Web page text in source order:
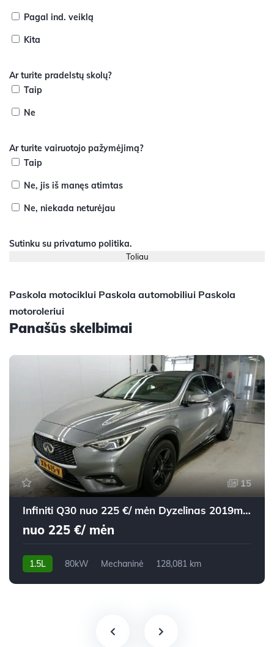
Pagal ind. veiklą
Kita
Ar turite pradelstų skolų?
Taip
Ne
Ar turite vairuotojo pažymėjimą?
Taip
Ne, jis iš manęs atimtas
Ne, niekada neturėjau
Sutinku su privatumo politika.
Paskola motociklui Paskola automobiliui Paskola
motoroleriui
Panašūs skelbimai
15
Infiniti Q30 nuo 225 €/ mėn Dyzelinas 2019m. Visureigis Mechaninė
nuo 225 €/ mėn
1.5L 80kW Mechaninė
128,081 km